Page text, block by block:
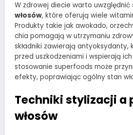
W zdrowej diecie warto uwzględnić
włosów, które oferują wiele
Produkty takie jak awokado,
chia pomagają w utrzymaniu
składniki zawierają antyoksydanty,
przed uszkodzeniami i wspierają
stosowanie superfoods może
efekty, poprawiając ogólny stan
Techniki stylizacji a
włosów